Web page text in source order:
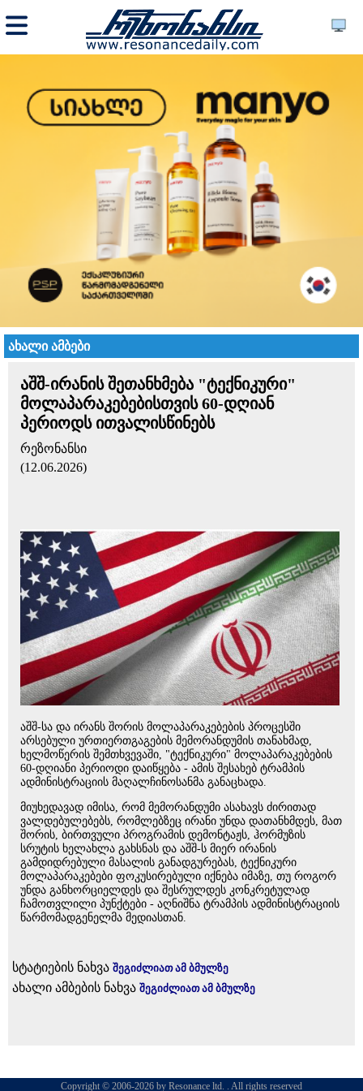
ახალი ამბები
აშშ-ირანის შეთანხმება "ტექნიკური"
მოლაპარაკებებისთვის 60-დღიან
პერიოდს ითვალისწინებს
რეზონანსი
(12.06.2026)
აშშ-სა და ირანს შორის მოლაპარაკებების პროცესში
არსებული ურთიერთგაგების მემორანდუმის თანახმად,
ხელმოწერის შემთხვევაში, "ტექნიკური" მოლაპარაკებების
60-დღიანი პერიოდი დაიწყება - ამის შესახებ ტრამპის
ადმინისტრაციის მაღალჩინოსანმა განაცხადა.
მიუხედავად იმისა, რომ მემორანდუმი ასახავს ძირითად
ვალდებულებებს, რომლებზეც ირანი უნდა დათანხმდეს, მათ
შორის, ბირთვული პროგრამის დემონტაჟს, ჰორმუზის
სრუტის ხელახლა გახსნას და აშშ-ს მიერ ირანის
გამდიდრებული მასალის განადგურებას, ტექნიკური
მოლაპარაკებები ფოკუსირებული იქნება იმაზე, თუ როგორ
უნდა განხორციელდეს და შესრულდეს კონკრეტულად
ჩამოთვლილი პუნქტები - აღნიშნა ტრამპის ადმინისტრაციის
წარმომადგენელმა მედიასთან.
სტატიების ნახვა შეგიძლიათ ამ ბმულზე
ახალი ამბების ნახვა შეგიძლიათ ამ ბმულზე
Copyright © 2006-2026 by Resonance ltd. . All rights reserved